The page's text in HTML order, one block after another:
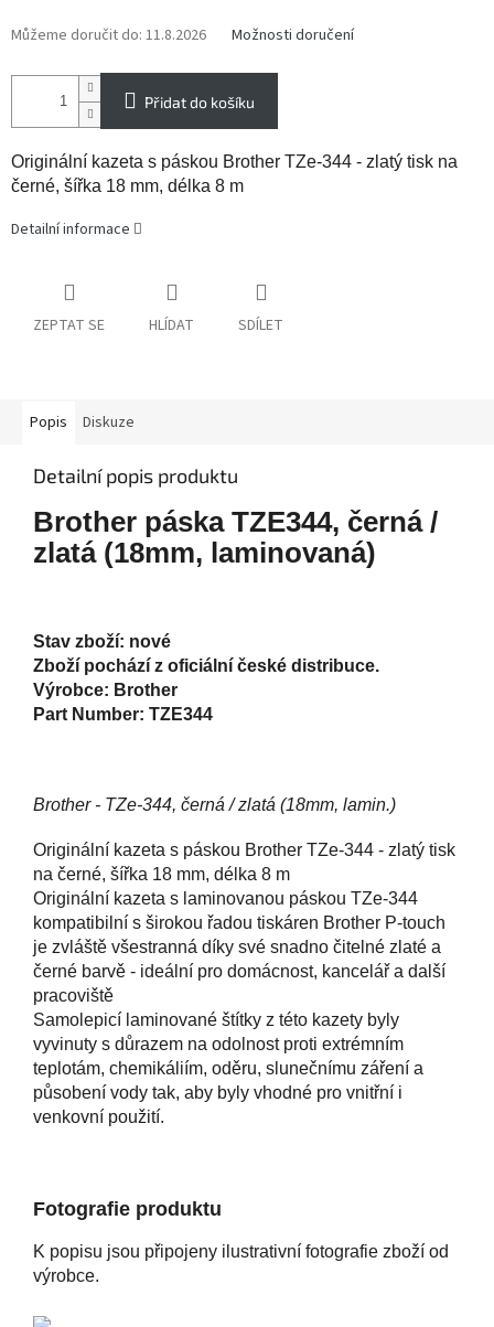
Můžeme doručit do: 11.8.2026 Možnosti doručení
Přidat do košíku
Originální kazeta s páskou Brother TZe-344 - zlatý tisk na
černé, šířka 18 mm, délka 8 m
Detailní informace
ZEPTAT SE HLÍDAT SDÍLET
Popis Diskuze
Detailní popis produktu
Brother páska TZE344, černá /
zlatá (18mm, laminovaná)
Stav zboží: nové
Zboží pochází z oficiální české distribuce.
Výrobce: Brother
Part Number: TZE344
Brother - TZe-344, černá / zlatá (18mm, lamin.)
Originální kazeta s páskou Brother TZe-344 - zlatý tisk
na černé, šířka 18 mm, délka 8 m
Originální kazeta s laminovanou páskou TZe-344
kompatibilní s širokou řadou tiskáren Brother P-touch
je zvláště všestranná díky své snadno čitelné zlaté a
černé barvě - ideální pro domácnost, kancelář a další
pracoviště
Samolepicí laminované štítky z této kazety byly
vyvinuty s důrazem na odolnost proti extrémním
teplotám, chemikáliím, oděru, slunečnímu záření a
působení vody tak, aby byly vhodné pro vnitřní i
venkovní použití.
Fotografie produktu
K popisu jsou připojeny ilustrativní fotografie zboží od
výrobce.